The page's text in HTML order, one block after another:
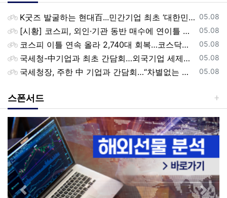
등록일
05.08
K굿즈 발굴하는 현대百...민간기업 최초 ‘대한민국 관광공모전’ 후원
등록일
05.08
[시황] 코스피, 외인·기관 동반 매수에 연이틀 상승…2745.05 마감
등록일
05.08
코스피 이틀 연속 올라 2,740대 회복…코스닥은 강보합(종합)
등록일
05.08
국세청-中기업과 최초 간담회…외국기업 세제혜택 등 논의
등록일
05.08
국세청장, 주한 中 기업과 간담회…“차별없는 공정과세 약속”
스폰서드
Previous Next